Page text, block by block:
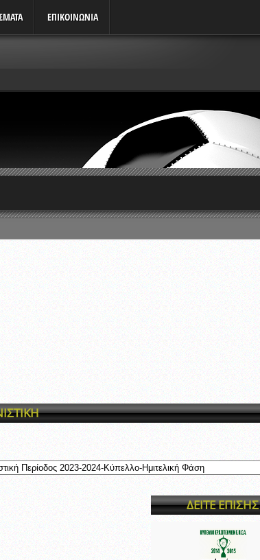
ΕΠΙΚΟΙΝΩΝΙΑ
διαιτητών και παρατηρητών ΕΠΣΑ
ΔΕΙΤΕ ΕΠΙΣΗΣ